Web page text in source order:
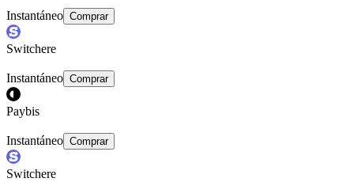
Instantáneo Comprar
Switchere
Instantáneo Comprar
Paybis
Instantáneo Comprar
Switchere